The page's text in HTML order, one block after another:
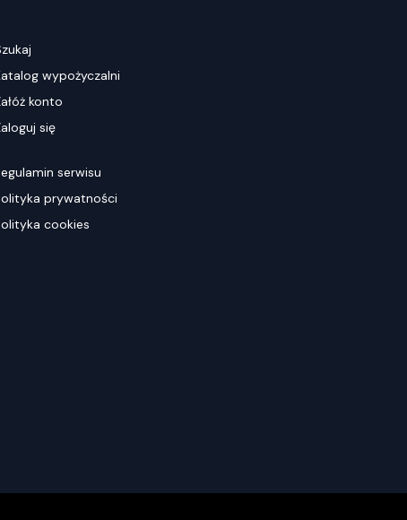
wypożyczalni
konto
się
serwisu
prywatności
cookies